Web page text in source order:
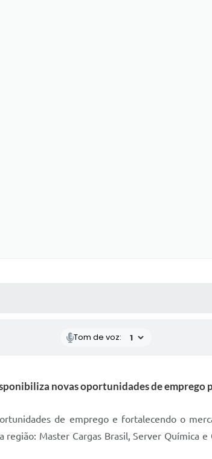
Tom de voz:
novas oportunidades de
de emprego e fortalecendo o
região: Master Cargas Brasil, Server Química